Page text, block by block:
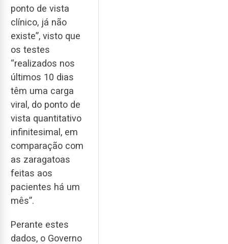
ponto de vista
clínico, já não
existe”, visto que
os testes
“realizados nos
últimos 10 dias
têm uma carga
viral, do ponto de
vista quantitativo
infinitesimal, em
comparação com
as zaragatoas
feitas aos
pacientes há um
mês”.
Perante estes
dados, o Governo